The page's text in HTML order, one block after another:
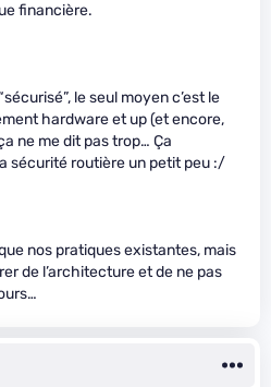
financière.
le seul moyen c’est le
hardware et up (et encore,
ne me dit pas trop… Ça
sécurité routière un petit peu :/
nos pratiques existantes, mais
de l’architecture et de ne pas